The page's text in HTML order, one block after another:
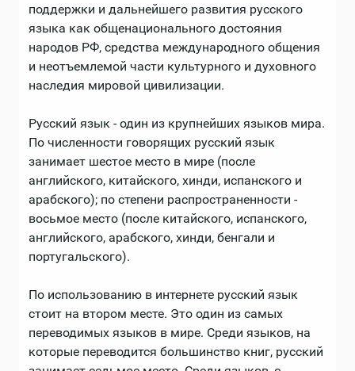
поддержки и дальнейшего развития русского
языка как общенационального достояния
народов РФ, средства международного общения
и неотъемлемой части культурного и духовного
наследия мировой цивилизации.
Русский язык - один из крупнейших языков мира.
По численности говорящих русский язык
занимает шестое место в мире (после
английского, китайского, хинди, испанского и
арабского); по степени распространенности -
восьмое место (после китайского, испанского,
английского, арабского, хинди, бенгали и
португальского).
По использованию в интернете русский язык
стоит на втором месте. Это один из самых
переводимых языков в мире. Среди языков, на
которые переводится большинство книг, русский